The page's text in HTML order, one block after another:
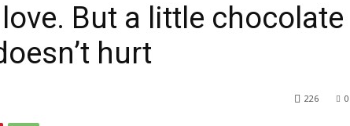
But a little chocolate
hurt
0
226